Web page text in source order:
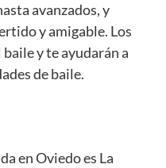
avanzados, y
y amigable. Los
y te ayudarán a
de baile.
en Oviedo es La